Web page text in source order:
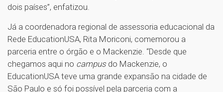
dois países”, enfatizou.
Já a coordenadora regional de assessoria educacional da
Rede EducationUSA, Rita Moriconi, comemorou a
parceria entre o órgão e o Mackenzie. “Desde que
chegamos aqui no campus do Mackenzie, o
EducationUSA teve uma grande expansão na cidade de
São Paulo e só foi possível pela parceria com a